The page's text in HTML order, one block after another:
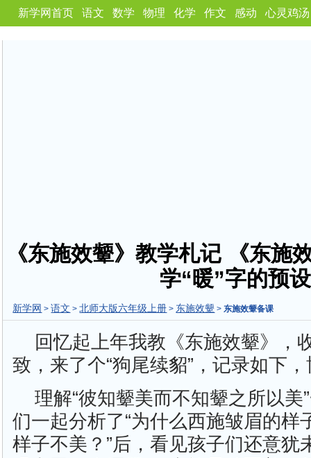
新学网首页 语文 数学 物理 化学 作文 感动 心灵鸡汤
《东施效颦》教学札记 《东施
学“暖”字的预设
新学网 >语文 >北师大版六年级上册 > 东施效颦 >东施效颦备课
回忆起上年我教《东施效颦》，
致，来了个“狗尾续貂”，记录如下
理解“彼知颦美而不知颦之所以美
们一起分析了“为什么西施皱眉的样
样子不美？”后，看见孩子们还意犹